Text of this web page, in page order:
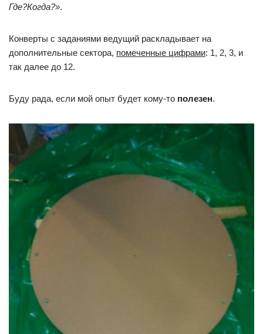
Где?Когда?».
Конверты с заданиями ведущий раскладывает на
дополнительные сектора, помеченные цифрами: 1, 2, 3, и
так далее до 12.
Буду рада, если мой опыт будет кому-то полезен.